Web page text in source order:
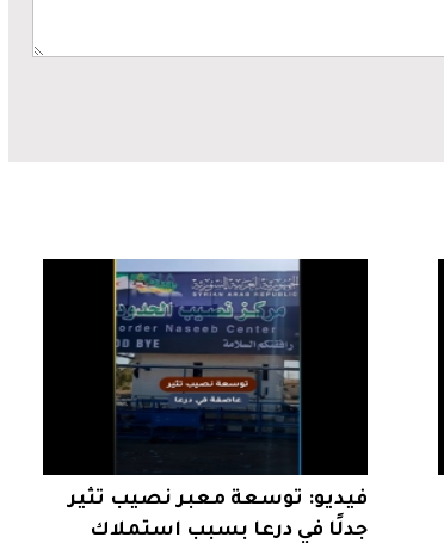
فيديو: توسعة معبر نصيب تثير
جدلًا في درعا بسبب استملاك